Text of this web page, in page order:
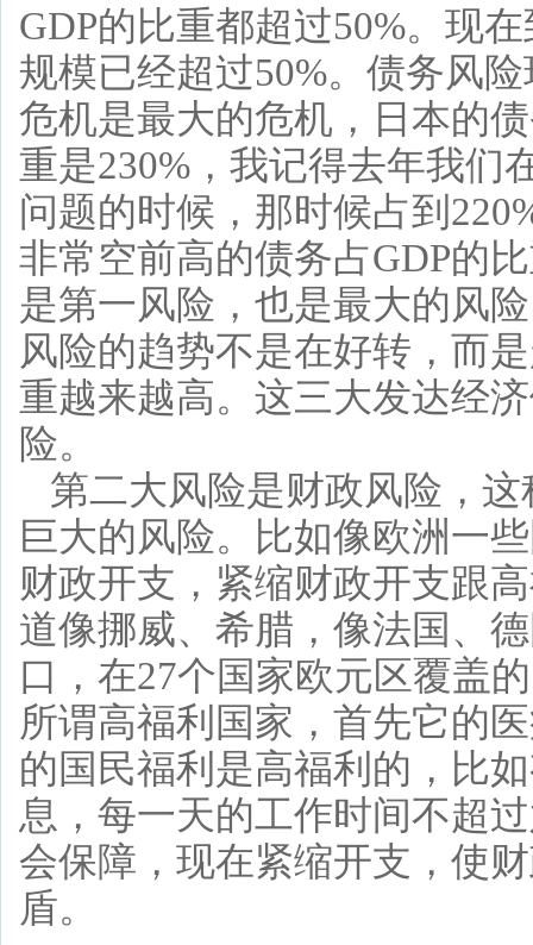
GDP的比重都超过50%。现
规模已经超过50%。债务风
危机是最大的危机，日本的
重是230%，我记得去年我们
问题的时候，那时候占到
非常空前高的债务占GDP的
是第一风险，也是最大的风
风险的趋势不是在好转，而
重越来越高。这三大发达经
险。
第二大风险是财政风险，
巨大的风险。比如像欧洲一
财政开支，紧缩财政开支跟
道像挪威、希腊，像法国、
口，在27个国家欧元区覆盖
所谓高福利国家，首先它的
的国民福利是高福利的，比
息，每一天的工作时间不超
会保障，现在紧缩开支，使
盾。